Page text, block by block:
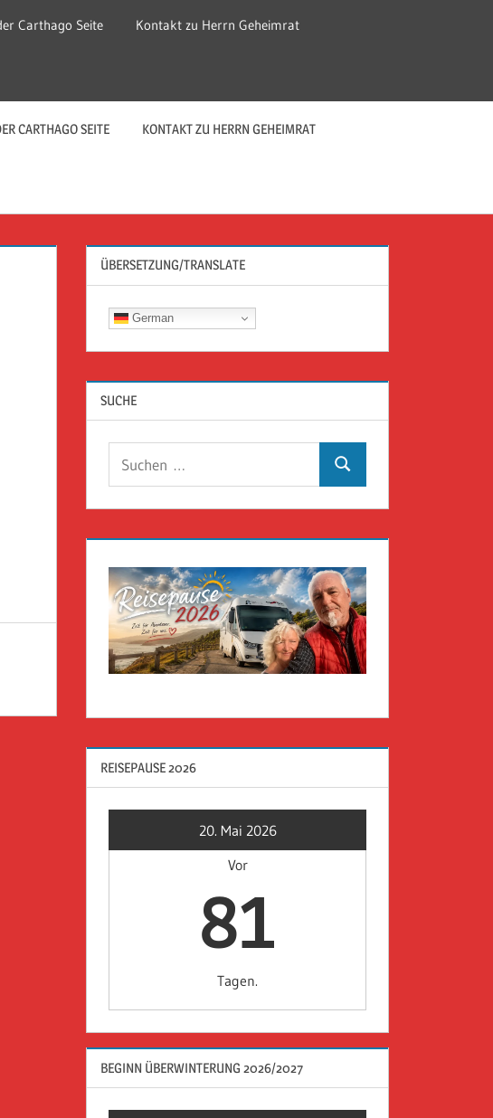
Carthago Seite Kontakt zu Herrn Geheimrat
CARTHAGO SEITE KONTAKT ZU HERRN GEHEIMRAT
ÜBERSETZUNG/TRANSLATE
German
SUCHE
Suchen
REISEPAUSE 2026
20. Mai 2026
Vor
81
Tagen.
BEGINN ÜBERWINTERUNG 2026/2027